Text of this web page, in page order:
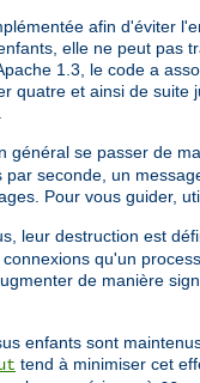
afin d'éviter
elle ne peut
1.3, le code a
quatre et ainsi de
.
se passer de
seconde, un
Pour vous guider,
leur destruction est
qu'un
de manière
enfants sont
tend à minimiser cet